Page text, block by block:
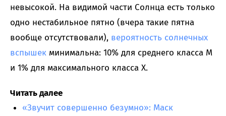
невысокой. На видимой части Солнца есть только
одно нестабильное пятно (вчера такие пятна
вообще отсутствовали), вероятность солнечных
вспышек минимальна: 10% для среднего класса M
и 1% для максимального класса X.
Читать далее
«Звучит совершенно безумно»: Маск